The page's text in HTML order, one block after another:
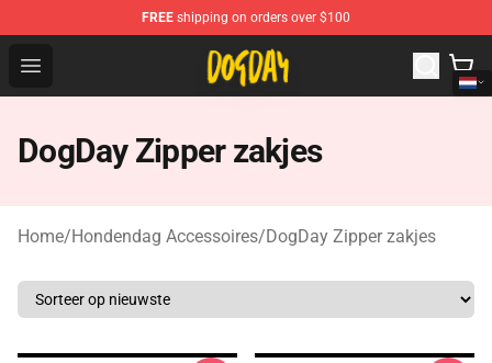
FREE shipping on orders over $100
Open menu
DogDay Store - Official DogDay Merchandise Shop
DogDay Zipper zakjes
Home/Hondendag Accessoires/DogDay Zipper zakjes